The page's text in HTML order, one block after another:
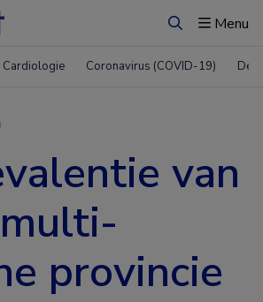
ZoekenMenu
Cardiologie Coronavirus (COVID-19)
van
provincie